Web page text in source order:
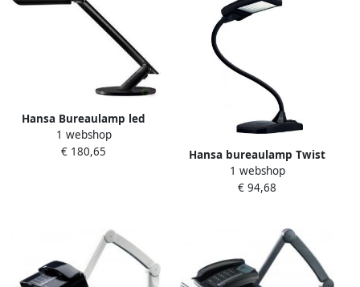
Hansa Bureaulamp led
excellence zwart
1 webshop
€ 180,65
Hansa bureaulamp Twist
LED lamp zwart
1 webshop
€ 94,68